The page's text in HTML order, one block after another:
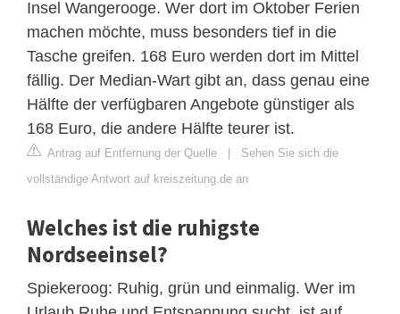
Insel Wangerooge. Wer dort im Oktober Ferien
machen möchte, muss besonders tief in die
Tasche greifen. 168 Euro werden dort im Mittel
fällig. Der Median-Wart gibt an, dass genau eine
Hälfte der verfügbaren Angebote günstiger als
168 Euro, die andere Hälfte teurer ist.
Antrag auf Entfernung der Quelle | Sehen Sie sich die
vollständige Antwort auf kreiszeitung.de an
Welches ist die ruhigste
Nordseeinsel?
Spiekeroog: Ruhig, grün und einmalig. Wer im